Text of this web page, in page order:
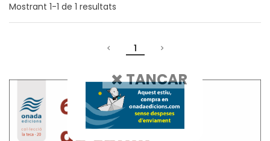
Mostrant 1-1 de 1 resultats
1
TANCAR